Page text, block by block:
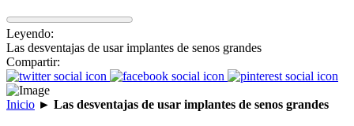
Leyendo:
Las desventajas de usar implantes de senos grandes
Compartir:
Inicio ► Las desventajas de usar implantes de senos grandes